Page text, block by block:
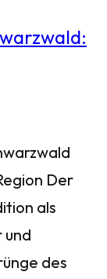
Der
als
des